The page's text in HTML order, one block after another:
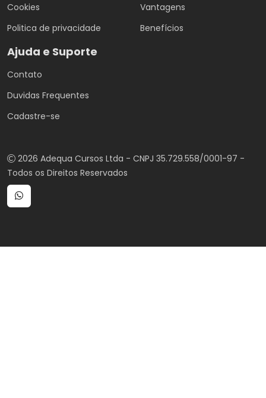
Cookies
Politica de privacidade
Vantagens
Benefícios
Ajuda e Suporte
Contato
Duvidas Frequentes
Cadastre-se
2026 Adequa Cursos Ltda - CNPJ 35.729.558/0001-97 -
Todos os Direitos Reservados